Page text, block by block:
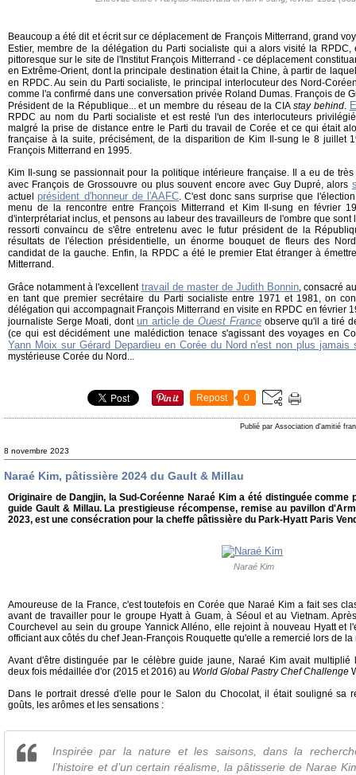
Beaucoup a été dit et écrit sur ce déplacement de François Mitterrand, grand
Estier, membre de la délégation du Parti socialiste qui a alors visité la
pittoresque sur le site de l'Institut François Mitterrand - ce déplacement
en Extrême-Orient, dont la principale destination était la Chine, à partir de
en RPDC. Au sein du Parti socialiste, le principal interlocuteur des Nord-
comme l'a confirmé dans une conversation privée Roland Dumas. François de
Président de la République... et un membre du réseau de la CIAstay behind.
RPDC au nom du Parti socialiste et est resté l'un des interlocuteurs
malgré la prise de distance entre le Parti du travail de Corée et ce qui était
française à la suite, précisément, de la disparition de Kim Il-sung le 8 juillet
François Mitterrand en 1995.
Kim Il-sung se passionnait pour la politique intérieure française. Il a eu de
avec François de Grossouvre ou plus souvent encore avec Guy Dupré, alors
actuel président d'honneur de l'AAFC. C'est donc sans surprise que
menu de la rencontre entre François Mitterrand et Kim Il-sung en février
d'interprétariat inclus, et pensons au labeur des travailleurs de l'ombre que sont
ressorti convaincu de s'être entretenu avec le futur président de la
résultats de l'élection présidentielle, un énorme bouquet de fleurs des
candidat de la gauche. Enfin, la RPDC a été le premier Etat étranger à
Mitterrand.
Grâce notamment à l'excellent travail de master de Judith Bonnin, consacré
en tant que premier secrétaire du Parti socialiste entre 1971 et 1981, on
délégation qui accompagnait François Mitterrand en visite en RPDC en février
journaliste Serge Moati, dont un article deOuest France observe qu'il a tiré
(ce qui est décidément une malédiction tenace s'agissant des voyages en
Yann Moix sur Gérard Depardieu en Corée du Nord n'est non plus jamais
mystérieuse Corée du Nord...
Repost 0
Publié par Association d'amitié
8 novembre 2023
Naraé Kim, pâtissière 2024 du Gault & Millau
Originaire de Dangjin, la Sud-Coréenne Naraé Kim a été distinguée comme
guide Gault & Millau. La prestigieuse récompense, remise au pavillon
2023, est une consécration pour la cheffe pâtissière du Park-Hyatt Paris
Naraé Kim
Amoureuse de la France, c'est toutefois en Corée que Naraé Kim a fait ses
avant de travailler pour le groupe Hyatt à Guam, à Séoul et au Vietnam.
Courchevel au sein du groupe Yannick Alléno, elle rejoint à nouveau Hyatt et
officiant aux côtés du chef Jean-François Rouquette qu'elle a remercié lors de
Avant d'être distinguée par le célèbre guide jaune, Naraé Kim avait multiplié
deux fois médaillée d'or (2015 et 2016) au World Global Pastry Chef Challenge
Dans le portrait dressé d'elle pour le Salon du Chocolat, il était souligné sa
goûts, les arômes et les sensations :
Inspirée par la nature et les saisons, dans la
l’histoire et d’un certain réalisme, la pâtisserie de Narae